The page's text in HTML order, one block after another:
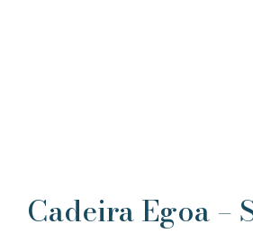
Cadeira Egoa –